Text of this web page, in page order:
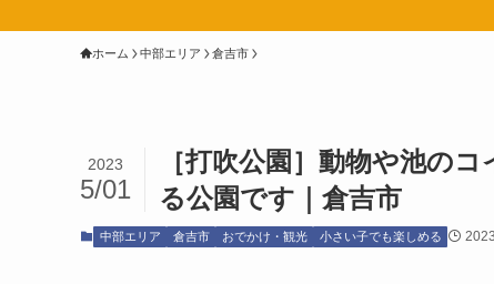
ホーム 中部エリア 倉吉市
［打吹公園］動物や池の
る公園です｜倉吉市
2023
5/01
中部エリア 倉吉市 おでかけ・観光 小さい子でも楽しめる